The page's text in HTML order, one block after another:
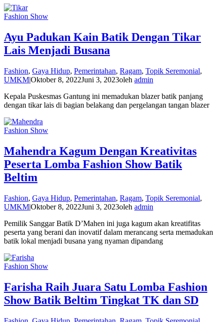
Fashion Show
Ayu Padukan Kain Batik Dengan Tikar
Lais Menjadi Busana
Fashion, Gaya Hidup, Pemerintahan, Ragam, Topik Seremonial,
UMKM|Oktober 8, 2022Juni 3, 2023oleh admin
Kepala Puskesmas Gantung ini memadukan blazer batik panjang
dengan tikar lais di bagian belakang dan pergelangan tangan blazer
Fashion Show
Mahendra Kagum Dengan Kreativitas
Peserta Lomba Fashion Show Batik
Beltim
Fashion, Gaya Hidup, Pemerintahan, Ragam, Topik Seremonial,
UMKM|Oktober 8, 2022Juni 3, 2023oleh admin
Pemilik Sanggar Batik D’Mahen ini juga kagum akan kreatifitas
peserta yang berani dan inovatif dalam merancang serta memadukan
batik lokal menjadi busana yang nyaman dipandang
Fashion Show
Farisha Raih Juara Satu Lomba Fashion
Show Batik Beltim Tingkat TK dan SD